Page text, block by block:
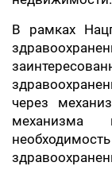
В рамках
через
механизма